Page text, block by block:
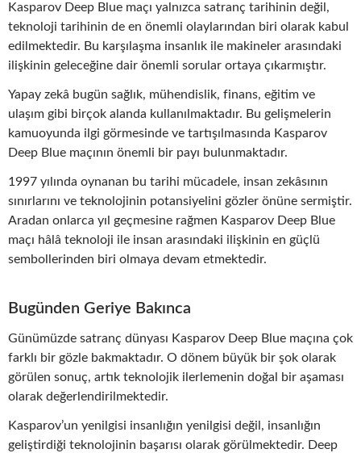
Kasparov Deep Blue maçı yalnızca satranç tarihinin değil,
teknoloji tarihinin de en önemli olaylarından biri olarak kabul
edilmektedir. Bu karşılaşma insanlık ile makineler arasındaki
ilişkinin geleceğine dair önemli sorular ortaya çıkarmıştır.
Yapay zekâ bugün sağlık, mühendislik, finans, eğitim ve
ulaşım gibi birçok alanda kullanılmaktadır. Bu gelişmelerin
kamuoyunda ilgi görmesinde ve tartışılmasında Kasparov
Deep Blue maçının önemli bir payı bulunmaktadır.
1997 yılında oynanan bu tarihi mücadele, insan zekâsının
sınırlarını ve teknolojinin potansiyelini gözler önüne sermiştir.
Aradan onlarca yıl geçmesine rağmen Kasparov Deep Blue
maçı hâlâ teknoloji ile insan arasındaki ilişkinin en güçlü
sembollerinden biri olmaya devam etmektedir.
Bugünden Geriye Bakınca
Günümüzde satranç dünyası Kasparov Deep Blue maçına çok
farklı bir gözle bakmaktadır. O dönem büyük bir şok olarak
görülen sonuç, artık teknolojik ilerlemenin doğal bir aşaması
olarak değerlendirilmektedir.
Kasparov’un yenilgisi insanlığın yenilgisi değil, insanlığın
geliştirdiği teknolojinin başarısı olarak görülmektedir. Deep